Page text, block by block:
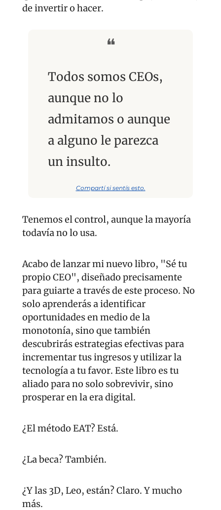
de invertir o hacer.
❝
Todos somos CEOs,
aunque no lo
admitamos o aunque
a alguno le parezca
un insulto.
Compartí si sentís esto.
Tenemos el control, aunque la mayoría
todavía no lo usa.
Acabo de lanzar mi nuevo libro, "Sé tu
propio CEO", diseñado precisamente
para guiarte a través de este proceso. No
solo aprenderás a identificar
oportunidades en medio de la
monotonía, sino que también
descubrirás estrategias efectivas para
incrementar tus ingresos y utilizar la
tecnología a tu favor. Este libro es tu
aliado para no solo sobrevivir, sino
prosperar en la era digital.
¿El método EAT? Está.
¿La beca? También.
¿Y las 3D, Leo, están? Claro. Y mucho
más.